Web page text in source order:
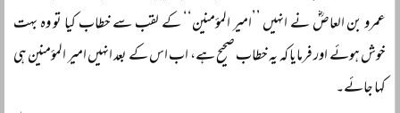
عمرو بن العاصؓ نے انہیں ’’امیر المؤمنین‘‘ کے لقب سے خطاب کیا تو وہ بہت
خوش ہوئے اور فرمایا کہ یہ خطاب صحیح ہے، اب اس کے بعد انہیں امیر المؤمنین ہی
کہا جائے۔